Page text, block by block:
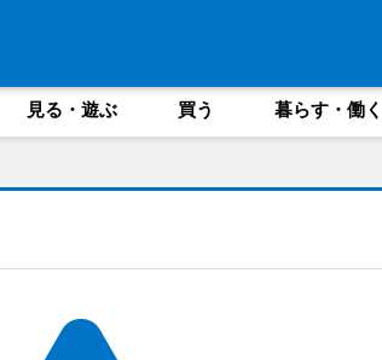
見る・遊ぶ 買う 暮らす・働く